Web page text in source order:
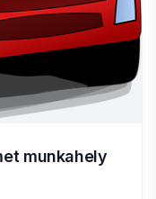
munkahely